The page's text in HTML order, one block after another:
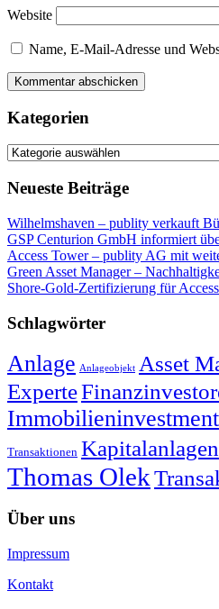
Website
Name, E-Mail-Adresse und
Kategorien
Kategorien
Neueste Beiträge
Wilhelmshaven – publity verkauft
GSP Centurion GmbH informiert
Access Tower – publity AG mit
Green Asset Manager –
Shore-Gold-Zertifizierung für
Schlagwörter
Anlage Anlageobjekt Asset
Experte
Immobilieninvestment
Transaktionen Kapitalanlagen
Thomas Olek
Über uns
Impressum
Kontakt